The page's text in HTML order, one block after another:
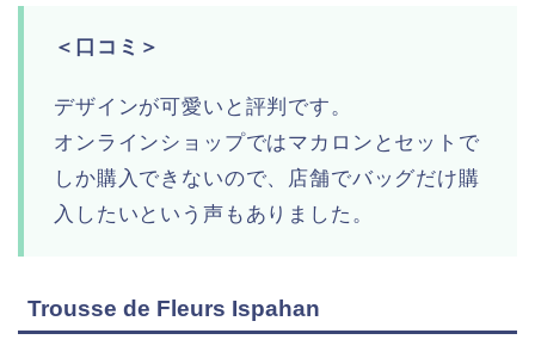
＜口コミ＞
デザインが可愛いと評判です。
オンラインショップではマカロンとセットで
しか購入できないので、店舗でバッグだけ購
入したいという声もありました。
Trousse de Fleurs Ispahan